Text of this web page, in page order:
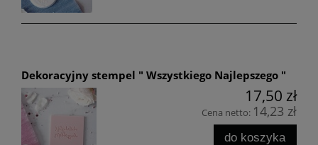
Dekoracyjny stempel " Wszystkiego Najlepszego "
17,50 zł
Cena netto: 14,23 zł
do koszyka